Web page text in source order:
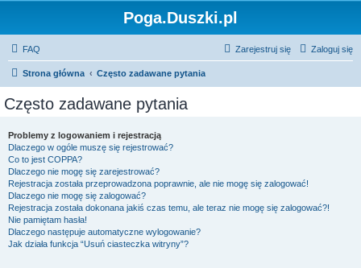
Poga.Duszki.pl
FAQ Zaloguj się
Zarejestruj się
Strona główna Często zadawane pytania
Często zadawane pytania
Problemy z logowaniem i rejestracją
Dlaczego w ogóle muszę się rejestrować?
Co to jest COPPA?
Dlaczego nie mogę się zarejestrować?
Rejestracja została przeprowadzona poprawnie, ale nie mogę się zalogować!
Dlaczego nie mogę się zalogować?
Rejestracja została dokonana jakiś czas temu, ale teraz nie mogę się zalogować?!
Nie pamiętam hasła!
Dlaczego następuje automatyczne wylogowanie?
Jak działa funkcja “Usuń ciasteczka witryny”?